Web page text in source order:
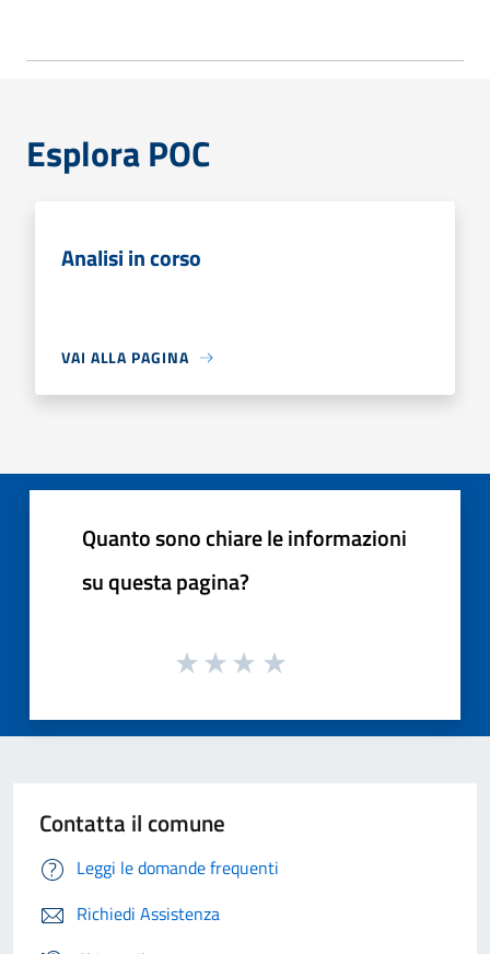
Esplora POC
Analisi in corso
VAI ALLA PAGINA
Quanto sono chiare le informazioni
su questa pagina?
Contatta il comune
Leggi le domande frequenti
Richiedi Assistenza